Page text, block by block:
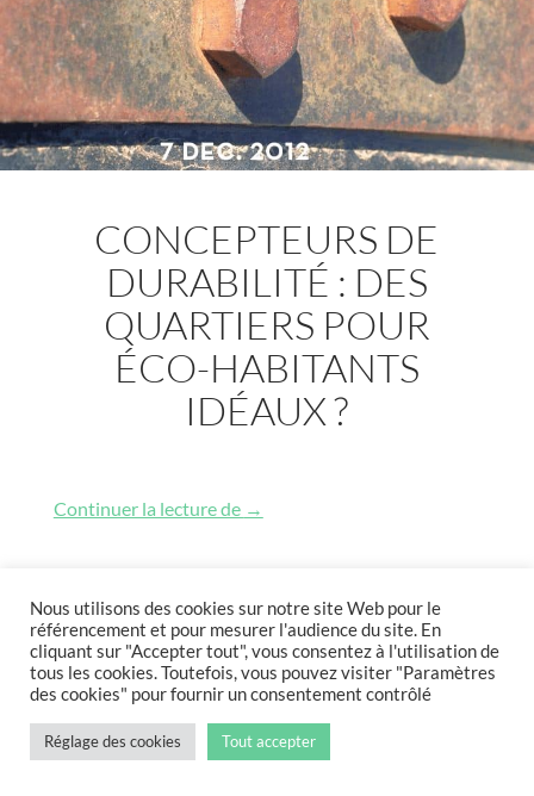
CONCEPTEURS DE
DURABILITÉ : DES
QUARTIERS POUR
ÉCO-HABITANTS
IDÉAUX ?
Continuer la lecture de Concepteurs de durabilité : des
→
Nous utilisons des cookies sur notre site Web pour le
référencement et pour mesurer l'audience du site. En
cliquant sur "Accepter tout", vous consentez à l'utilisation de
tous les cookies. Toutefois, vous pouvez visiter "Paramètres
des cookies" pour fournir un consentement contrôlé
Réglage des cookies Tout accepter